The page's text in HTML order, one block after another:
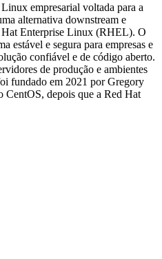
empresarial voltada para a
alternativa downstream e
Enterprise Linux (RHEL). O
estável e segura para empresas e
confiável e de código aberto.
de produção e ambientes
fundado em 2021 por Gregory
CentOS, depois que a Red Hat